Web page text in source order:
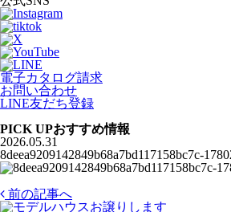
電子カタログ請求
お問い合わせ
LINE友だち登録
PICK UPおすすめ情報
2026.05.31
8deea9209142849b68a7bd117158bc7c-
前の記事へ